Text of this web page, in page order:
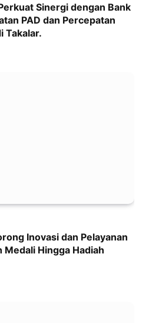
Sinergi dengan Bank
PAD dan Percepatan
Takalar.
Inovasi dan Pelayanan
Medali Hingga Hadiah